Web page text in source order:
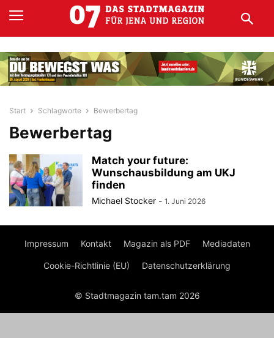
Start Schlagworte Bewerbertag
Bewerbertag
Match your future:
Wunschausbildung am UKJ
finden
Michael Stocker - 1. Juni 2026
Impressum Kontakt Magazin als PDF Mediadaten
Cookie-Richtlinie (EU) Datenschutzerklärung
© Stadtmagazin tam.tam 2026